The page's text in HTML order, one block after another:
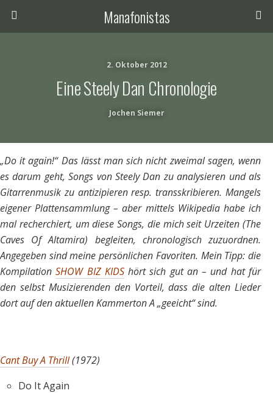
Manafonistas
2. Oktober 2012
Eine Steely Dan Chronologie
Jochen Siemer
„Do it again!“ Das lässt man sich nicht zweimal sagen, wenn
es darum geht, Songs von Steely Dan zu analysieren und als
Gitarrenmusik zu antizipieren resp. transskribieren. Mangels
eigener Plattensammlung – aber mittels Wikipedia habe ich
mal recherchiert, um diese Songs, die mich seit Urzeiten (The
Caves Of Altamira) begleiten, chronologisch zuzuordnen.
Angegeben sind meine persönlichen Favoriten. Mein Tipp: die
KompilationSHOW BIZ KIDShört sich gut an – und hat für
den selbst Musizierenden den Vorteil, dass die alten Lieder
dort auf den aktuellen Kammerton A „geeicht“ sind.
Cant Buy A Thrill(1972)
Do It Again